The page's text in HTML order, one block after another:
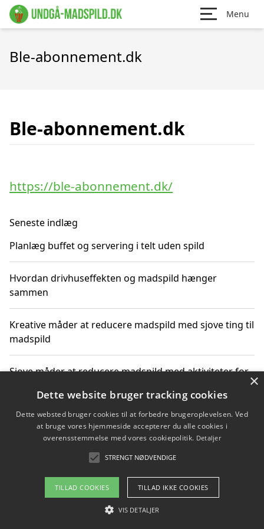
Menu
Ble-abonnement.dk
Ble-abonnement.dk
https://ble-abonnement.dk/
Seneste indlæg
Planlæg buffet og servering i telt uden spild
Hvordan drivhuseffekten og madspild hænger
sammen
Kreative måder at reducere madspild med sjove ting til
madspild
Sjove måder at reducere madspild med aktiviteter for
Hvor finder jeg nemme måltidskasser i Vejle
Om / kontakt
Blog Betingelser
×
Dette website bruger tracking cookies
Dette websted bruger cookies til at forbedre brugeroplevelsen. Ved
at bruge vores hjemmeside accepterer du alle cookies i
overensstemmelse med vores cookiepolitik. Detaljer
STRENGT NØDVENDIGE
TILLAD COOKIES TILLAD IKKE COOKIES
VIS DETALJER